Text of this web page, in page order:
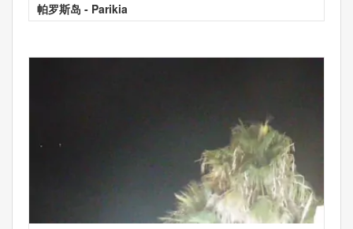
帕罗斯岛 - Parikia